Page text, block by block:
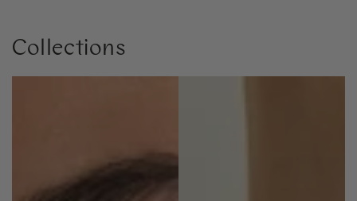
Collections